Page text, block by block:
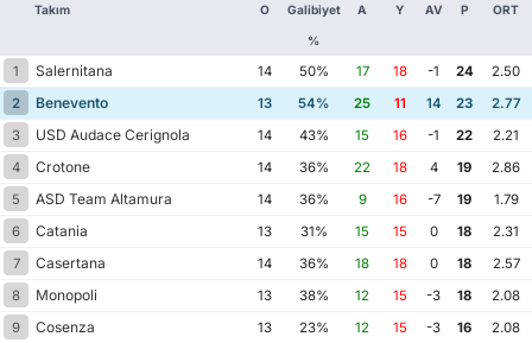
Takım O Galibiyet
%
A Y AV P ORT
1 Salernitana 14 50% 17 18 -1 24
2.50
2
Benevento 13 54% 25 11 14 23
2.77
3
USD Audace Cerignola 14 43% 15 16 -1 22
2.21
4
Crotone 14 36% 22 18 4 19
2.86
5
ASD Team Altamura 14 36% 9 16 -7 19
1.79
6
Catania 13 31% 15 15 0 18
2.31
7
Casertana 14 36% 18 18 0 18
2.57
8
Monopoli 13 38% 12 15 -3 18
2.08
9
Cosenza 13 23% 12 15 -3 16
2.08